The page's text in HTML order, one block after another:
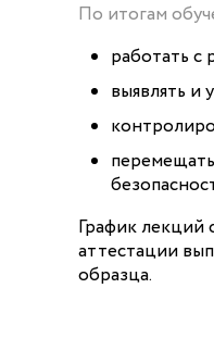
По итогам
работать с
выявлять и
График лекций
аттестации
образца.